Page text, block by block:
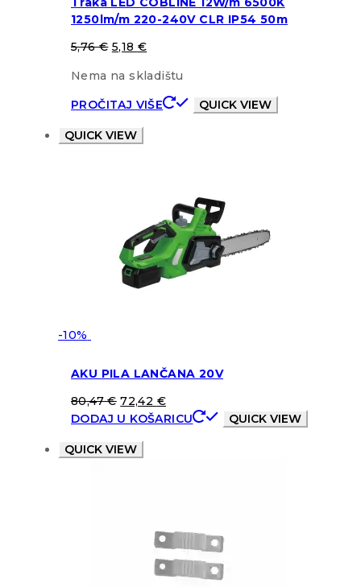
1250lm/m 220-240V CLR IP54 50m
5,76€ 5,18 €
Nema na skladištu
PROČITAJ VIŠE
QUICK VIEW
QUICK VIEW
-10%
AKU PILA LANČANA 20V
80,47€ 72,42 €
DODAJ U KOŠARICU
QUICK VIEW
QUICK VIEW